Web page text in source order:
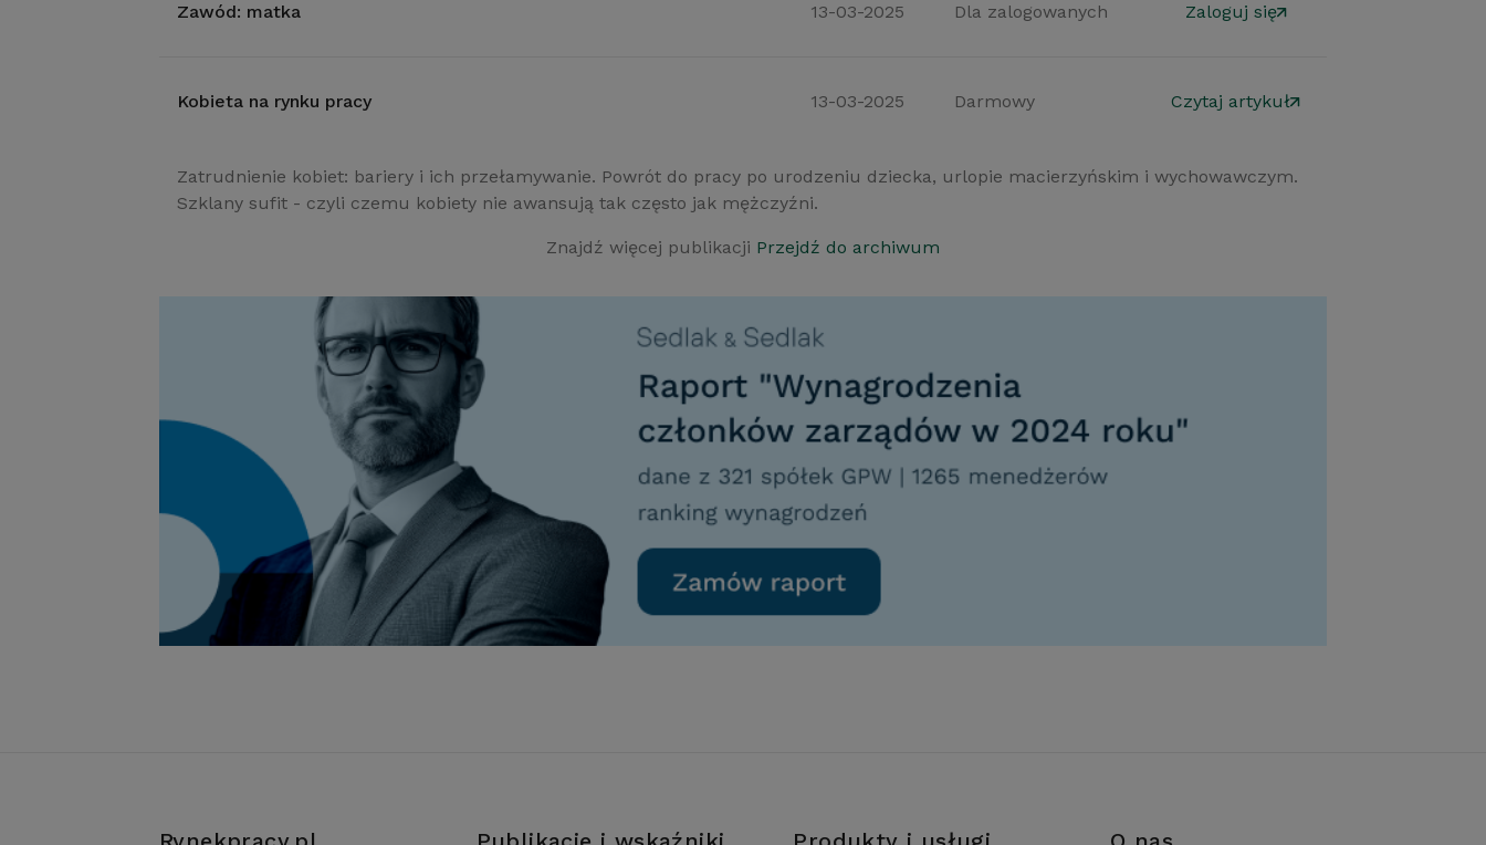
Zawód: matka 13-03-2025 Dla zalogowanych Zaloguj się
Kobieta na rynku pracy 13-03-2025 Darmowy Czytaj artykuł
Zatrudnienie kobiet: bariery i ich przełamywanie. Powrót do pracy po urodzeniu dziecka, urlopie macierzyńskim i wychowawczym.
Szklany sufit - czyli czemu kobiety nie awansują tak często jak mężczyźni.
Znajdź więcej publikacji Przejdź do archiwum